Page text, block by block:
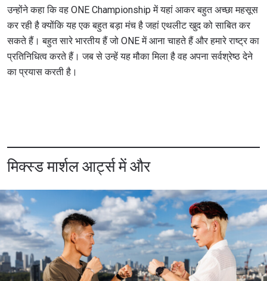
उन्होंने कहा कि वह ONE Championship में यहां आकर बहुत अच्छा महसूस
कर रही है क्योंकि यह एक बहुत बड़ा मंच है जहां एथलीट खुद को साबित कर
सकते हैं। बहुत सारे भारतीय हैं जो ONE में आना चाहते हैं और हमारे राष्ट्र का
प्रतिनिधित्व करते हैं। जब से उन्हें यह मौका मिला है वह अपना सर्वश्रेष्ठ देने
का प्रयास करती है।
मिक्स्ड मार्शल आर्ट्स में और